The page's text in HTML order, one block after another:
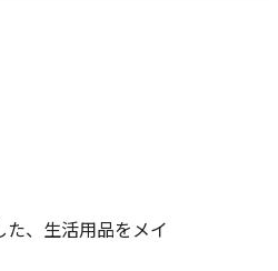
、生活用品をメイ